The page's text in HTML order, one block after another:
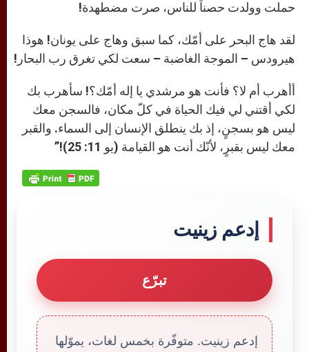
حملت وولدت حصناً للناس، صرت مضطهدة!
لقد هاج البحر على أمّك، كما سبق وهاج على يونان! هوذا
هيرودس – الموجة الغاضبة – سعت لكي تغرق رب البحار!
أأهرب أم لا؟ فأنت هو مرشدي يا إله أمّك؟! سأهرب بك
لكي أقتني لي فيك الحياة في كلّ مكان، فالسجن معك
ليس هو بسجنٍ، إذ بك ينطلق الإنسان إلى السماء. والقبر
معك ليس بقبرٍ، لأنّك أنت هو القيامة (يو 11: 25)!”
إدعم زينيت
تبرّع
إدعم زينيت. متوفّرة بخمس لغات، يموّلها